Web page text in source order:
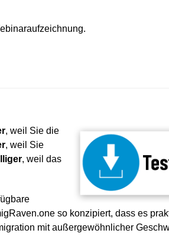
, weil Sie die
, weil Sie
, weil das
so konzipiert, dass es
mit außergewöhnlicher